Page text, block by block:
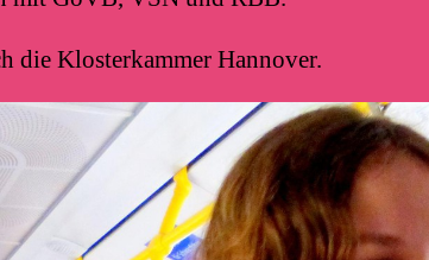
die Klosterkammer Hannover.